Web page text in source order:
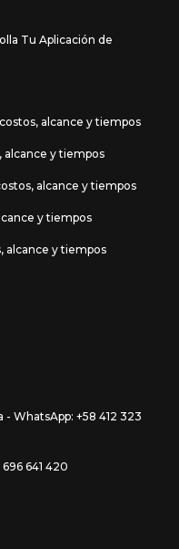
Tu Aplicación de
alcance y tiempos
alcance y tiempos
alcance y tiempos
y tiempos
alcance y tiempos
- WhatsApp: +58 412 323
641 420